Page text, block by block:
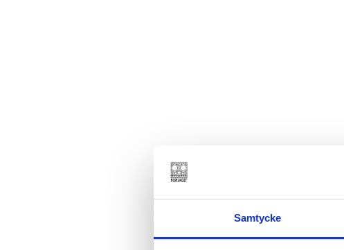
Samtycke